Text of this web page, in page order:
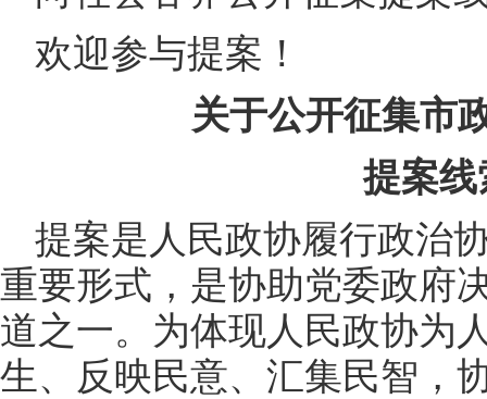
欢迎参与提案！
关于公开征集市
提案线
提案是人民政协履行政治
重要形式，是协助党委政府
道之一。为体现人民政协为
生、反映民意、汇集民智，